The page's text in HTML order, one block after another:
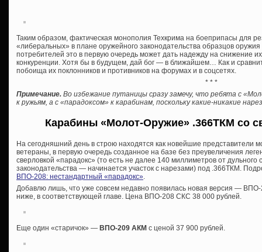
Таким образом, фактическая монополия Техкрима на боеприпасы для
«либеральных» в плане оружейного законодательства образцов
потребителей это в первую очередь может дать надежду на снижение
конкуренции. Хотя бы в будущем, дай бог — в ближайшем… Как и
побоища их поклонников и противников на форумах и в соцсетях.
* * *
Примечание. Во избежание путаницы сразу замечу, что ребята с
к ружьям, а с «парадоксом» к карабинам, поскольку какие-никакие
Карабины «Молот-Оружие» .366ТКМ со
На сегодняшний день в строю находятся как новейшие представители
ветераны, в первую очередь созданное на базе без преувеличения
сверловкой «парадокс» (то есть не далее 140 миллиметров от
законодательства — начинается участок с нарезами) под .366ТКМ.
ВПО-208: нестандартный «парадокс».
Добавлю лишь, что уже совсем недавно появилась новая версия —
ниже, в соответствующей главе. Цена ВПО-208 СКС 38 000 рублей.
Еще один «старичок» — ВПО-209 АКМ с ценой 37 900 рублей.